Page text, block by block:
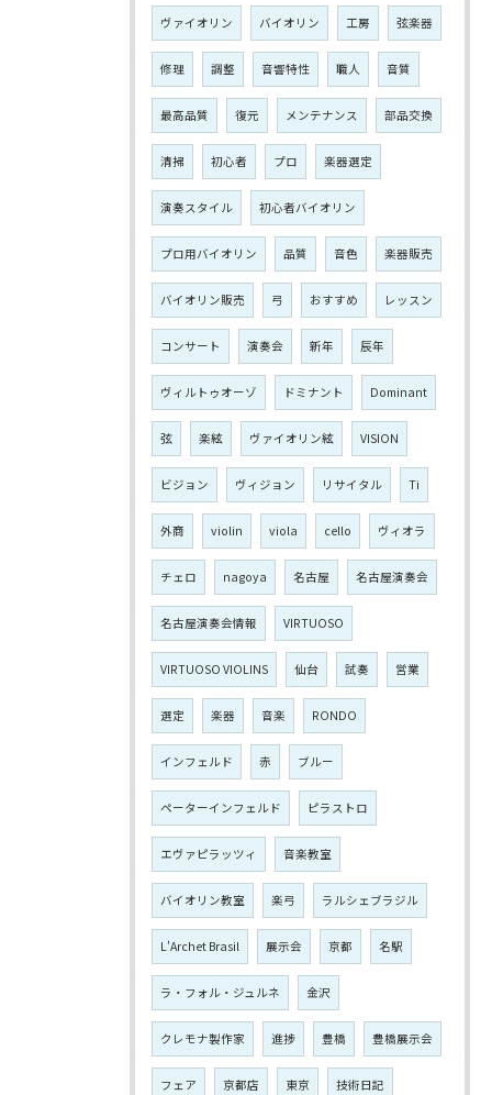
ヴァイオリン バイオリン 工房 弦楽器
修理 調整 音響特性 職人 音質
最高品質 復元 メンテナンス 部品交換
清掃 初心者 プロ 楽器選定
演奏スタイル 初心者バイオリン
プロ用バイオリン 品質 音色 楽器販売
バイオリン販売 弓 おすすめ レッスン
コンサート 演奏会 新年 辰年
ヴィルトゥオーゾ ドミナント Dominant
弦 楽絃 ヴァイオリン絃 VISION
ビジョン ヴィジョン リサイタル Ti
外商 violin viola cello ヴィオラ
チェロ nagoya 名古屋 名古屋演奏会
名古屋演奏会情報 VIRTUOSO
VIRTUOSO VIOLINS 仙台 試奏 営業
選定 楽器 音楽 RONDO
インフェルド 赤 ブルー
ペーターインフェルド ピラストロ
エヴァピラッツィ 音楽教室
バイオリン教室 楽弓 ラルシェブラジル
L'Archet Brasil 展示会 京都 名駅
ラ・フォル・ジュルネ 金沢
クレモナ製作家 進捗 豊橋 豊橋展示会
フェア 京都店 東京 技術日記